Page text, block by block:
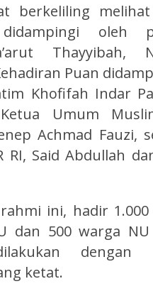
berkeliling
oleh
Thayyibah,
Puan
Khofifah Indar
Umum
Achmad Fauzi,
RI, Said Abdullah
ini, hadir
dan 500 warga NU
dengan
ketat.